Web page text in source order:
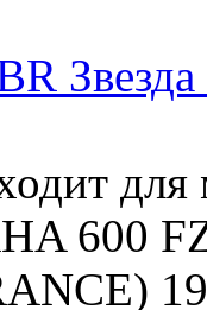
для
600